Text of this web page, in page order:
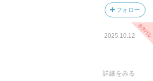
フォロー
2025.10.12
詳細をみる